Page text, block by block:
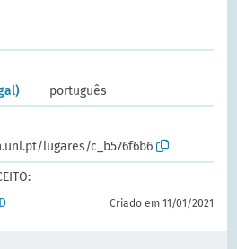
português
lugares/c_b576f6b6
Criado em 11/01/2021